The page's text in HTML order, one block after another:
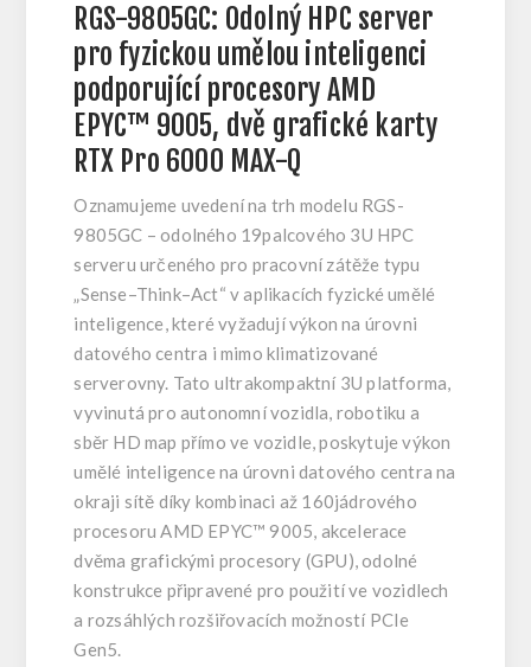
RGS-9805GC: Odolný HPC server
pro fyzickou umělou inteligenci
podporující procesory AMD
EPYC™ 9005, dvě grafické karty
RTX Pro 6000 MAX-Q
Oznamujeme uvedení na trh modelu RGS-
9805GC – odolného 19palcového 3U HPC
serveru určeného pro pracovní zátěže typu
„Sense–Think–Act“ v aplikacích fyzické umělé
inteligence, které vyžadují výkon na úrovni
datového centra i mimo klimatizované
serverovny. Tato ultrakompaktní 3U platforma,
vyvinutá pro autonomní vozidla, robotiku a
sběr HD map přímo ve vozidle, poskytuje výkon
umělé inteligence na úrovni datového centra na
okraji sítě díky kombinaci až 160jádrového
procesoru AMD EPYC™ 9005, akcelerace
dvěma grafickými procesory (GPU), odolné
konstrukce připravené pro použití ve vozidlech
a rozsáhlých rozšiřovacích možností PCIe
Gen5.